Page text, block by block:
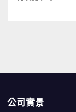
公司實景